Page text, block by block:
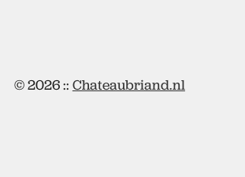
© 2026 :: Chateaubriand.nl